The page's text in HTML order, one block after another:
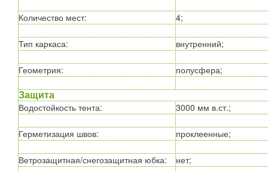
Количество мест: 4;
Тип каркаса: внутренний;
Геометрия: полусфера;
Защита
Водостойкость тента: 3000 мм в.ст.;
Герметизация швов: проклеенные;
Ветрозащитная/снегозащитная юбка: нет;